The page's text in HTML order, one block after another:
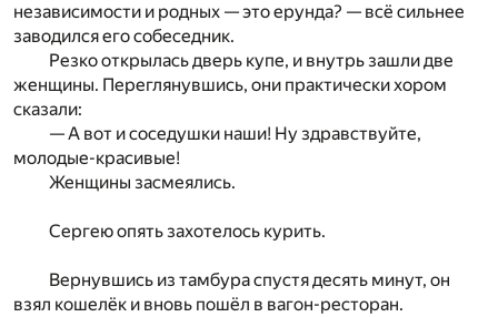
независимости и родных — это ерунда? — всё сильнее
заводился его собеседник.
Резко открылась дверь купе, и внутрь зашли две
женщины. Переглянувшись, они практически хором
сказали:
— А вот и соседушки наши! Ну здравствуйте,
молодые-красивые!
Женщины засмеялись.
Сергею опять захотелось курить.
Вернувшись из тамбура спустя десять минут, он
взял кошелёк и вновь пошёл в вагон-ресторан.